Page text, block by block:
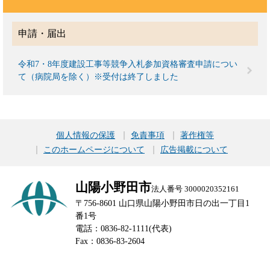
申請・届出
令和7・8年度建設工事等競争入札参加資格審査申請につい
て（病院局を除く）※受付は終了しました
個人情報の保護 免責事項
著作権等
このホームページについて
広告掲載について
山陽小野田市法人番号 3000020352161
〒756-8601 山口県山陽小野田市日の出一丁目1
番1号
電話：0836-82-1111(代表)
Fax：0836-83-2604